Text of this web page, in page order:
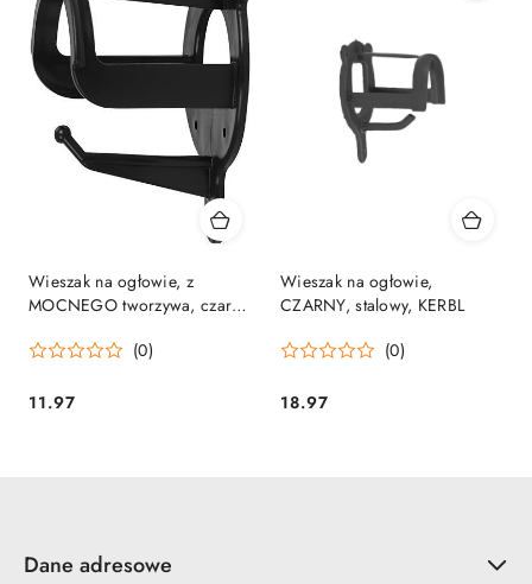
Wieszak na ogłowie, z
MOCNEGO tworzywa, czarny,
(0)
Cena:
11.97
Wieszak na ogłowie,
CZARNY, stalowy, KERBL
(0)
Cena:
18.97
Dane adresowe